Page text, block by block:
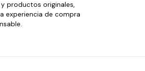
productos originales,
experiencia de compra